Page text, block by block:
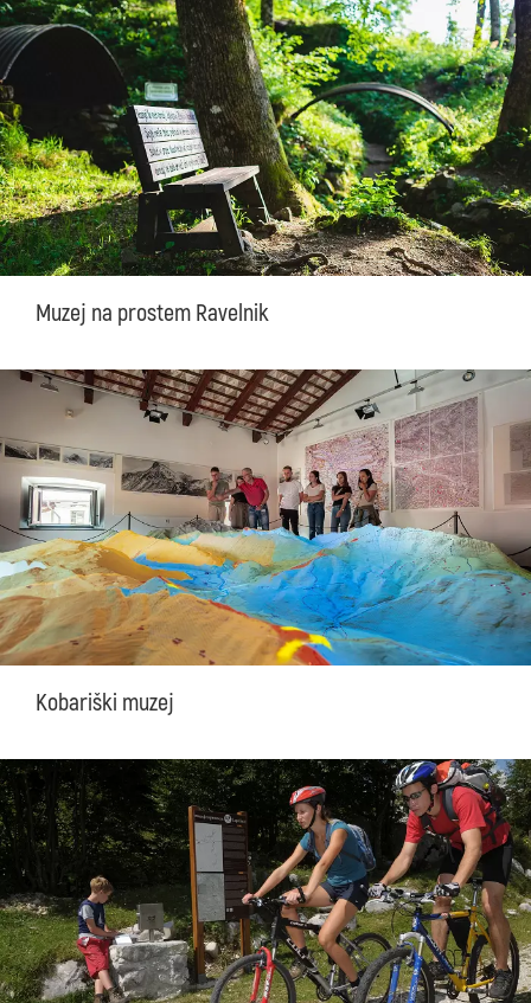
Muzej na prostem Ravelnik
Kobariški muzej